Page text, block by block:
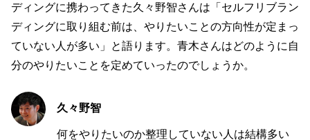
ディングに携わってきた久々野智さんは「セルフリブラン
ディングに取り組む前は、やりたいことの方向性が定まっ
ていない人が多い」と語ります。青木さんはどのように自
分のやりたいことを定めていったのでしょうか。
久々野智
何をやりたいのか整理していない人は結構多い